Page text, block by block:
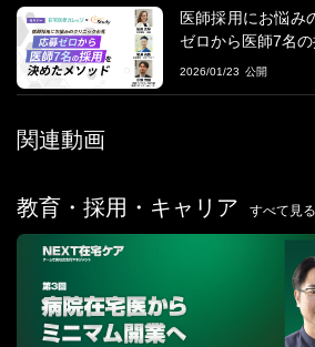
本セミナーでは、こうした課題を踏まえ
ック」になるための採用戦略を具体的に
■セミナー内容
・在宅医療の採用が難しい理由
・求める医師像と自院の魅力を明確にする
他院と差がつく“ワンランク上の採用活動”
・求職者を逃さないスピード対応
・紹介会社を味方につけるポイント
・今日からできる「選ばれる求人」への
手間のかかる採用をプロに任せる“採用代行
・採用代行の仕組みとメリット
医師採用にお悩
ゼロから医師7名
2026/01/23
関連動画
教育・採用・キャリア すべて見る